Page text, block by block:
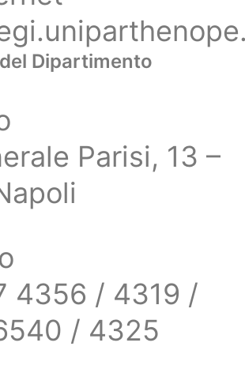
Dipartimento
Parisi, 13 –
4356 / 4319 /
/ 4325